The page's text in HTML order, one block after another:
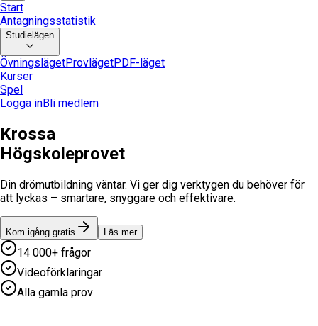
Start
Antagningsstatistik
Studielägen
ÖvningslägetProvlägetPDF-läget
Kurser
Spel
Logga inBli medlem
Krossa
Högskoleprovet
Din drömutbildning väntar. Vi ger dig verktygen du behöver för
att lyckas – smartare, snyggare och effektivare.
Kom igång gratis Läs mer
14 000+ frågor
Videoförklaringar
Alla gamla prov